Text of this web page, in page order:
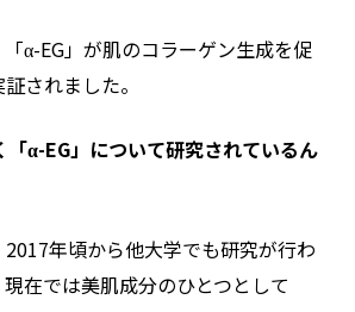
α-EG」が肌のコラーゲン生成を促
されました。
α-EG」について研究されているん
2017年頃から他大学でも研究が行わ
在では美肌成分のひとつとして